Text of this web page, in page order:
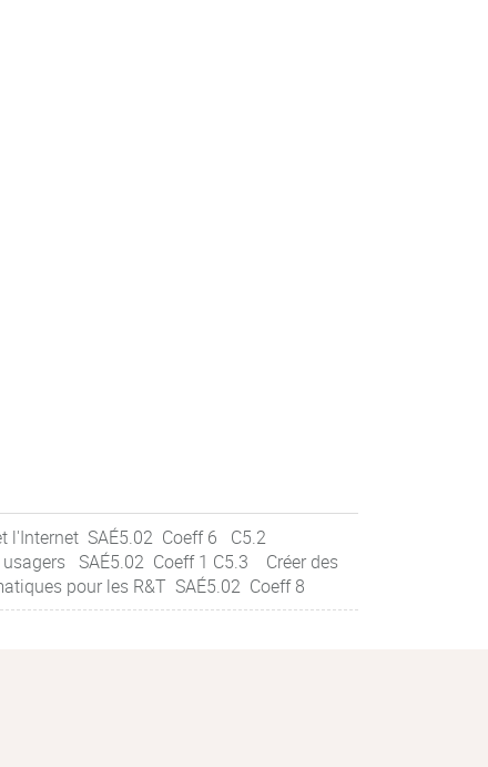
l'Internet SAÉ5.02 Coeff 6 C5.2
usagers SAÉ5.02 Coeff 1 C5.3 Créer des
pour les R&T SAÉ5.02 Coeff 8